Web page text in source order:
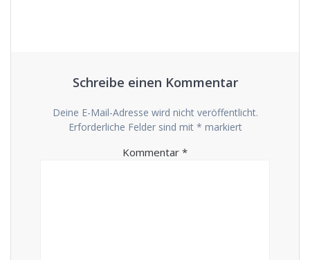
Schreibe einen Kommentar
Deine E-Mail-Adresse wird nicht veröffentlicht.
Erforderliche Felder sind mit * markiert
Kommentar *